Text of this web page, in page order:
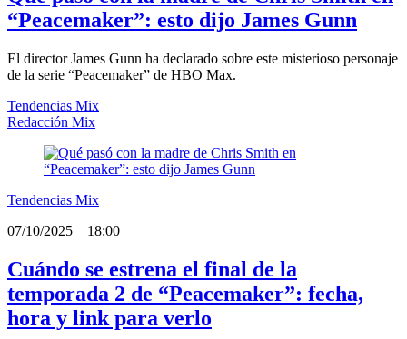
“Peacemaker”: esto dijo James Gunn
El director James Gunn ha declarado sobre este misterioso personaje
de la serie “Peacemaker” de HBO Max.
Tendencias Mix
Redacción Mix
Tendencias Mix
07/10/2025
18:00
Cuándo se estrena el final de la
temporada 2 de “Peacemaker”: fecha,
hora y link para verlo